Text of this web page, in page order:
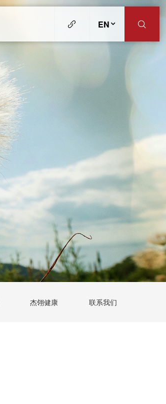
EN
杰翎健康 联系我们